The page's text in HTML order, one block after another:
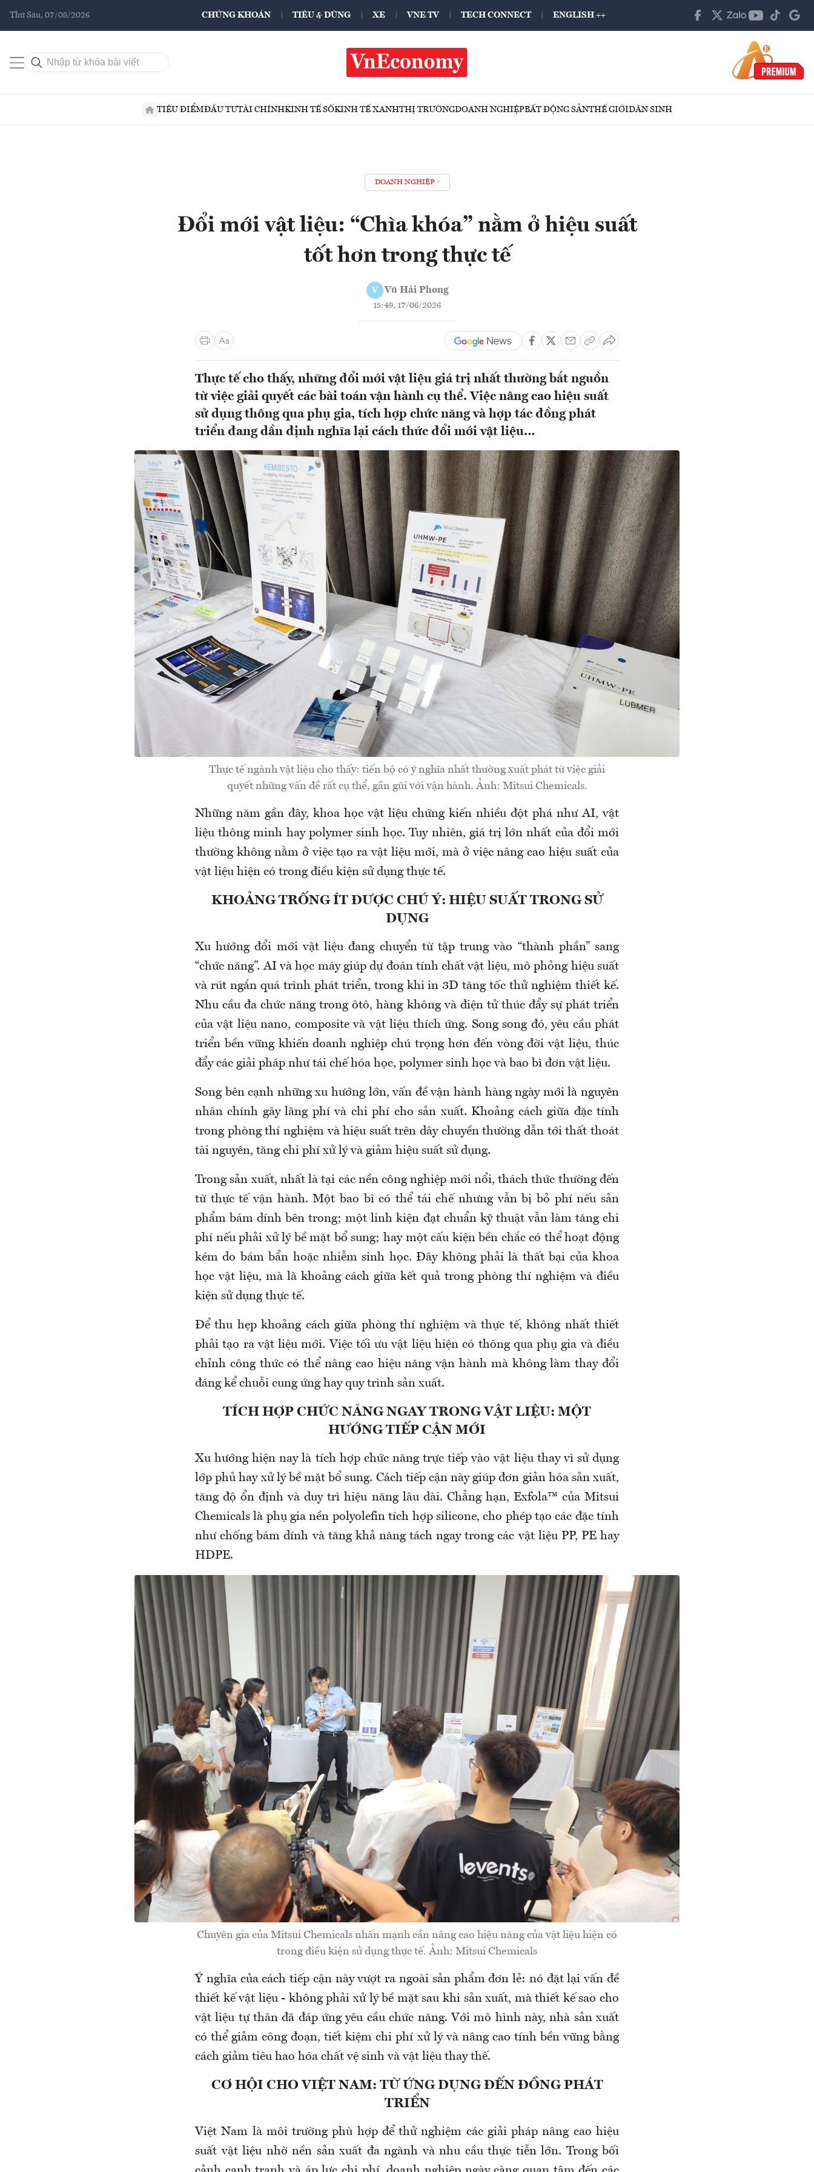
Thứ Sáu, 07/08/2026 CHỨNG KHOÁN TIÊU & DÙNG XE VNE TV TECH CONNECT ENGLISH ++
TIÊU ĐIỂMĐẦU TƯTÀI CHÍNHKINH TẾ SỐKINH TẾ XANHTHỊ TRƯỜNGDOANH NGHIỆPBẤT ĐỘNG SẢNTHẾ GIỚIDÂN SINH
DOANH NGHIỆP
Đổi mới vật liệu: “Chìa khóa” nằm ở hiệu suất
tốt hơn trong thực tế
V Vũ Hải Phong
15:49, 17/06/2026
Thực tế cho thấy, những đổi mới vật liệu giá trị nhất thường bắt nguồn
từ việc giải quyết các bài toán vận hành cụ thể. Việc nâng cao hiệu suất
sử dụng thông qua phụ gia, tích hợp chức năng và hợp tác đồng phát
triển đang dần định nghĩa lại cách thức đổi mới vật liệu…
Thực tế ngành vật liệu cho thấy: tiến bộ có ý nghĩa nhất thường xuất phát từ việc giải
quyết những vấn đề rất cụ thể, gần gũi với vận hành. Ảnh: Mitsui Chemicals.
Những năm gần đây, khoa học vật liệu chứng kiến nhiều đột phá như AI, vật
liệu thông minh hay polymer sinh học. Tuy nhiên, giá trị lớn nhất của đổi mới
thường không nằm ở việc tạo ra vật liệu mới, mà ở việc nâng cao hiệu suất của
vật liệu hiện có trong điều kiện sử dụng thực tế.
KHOẢNG TRỐNG ÍT ĐƯỢC CHÚ Ý: HIỆU SUẤT TRONG SỬ
DỤNG
Xu hướng đổi mới vật liệu đang chuyển từ tập trung vào “thành phần” sang
“chức năng”. AI và học máy giúp dự đoán tính chất vật liệu, mô phỏng hiệu suất
và rút ngắn quá trình phát triển, trong khi in 3D tăng tốc thử nghiệm thiết kế.
Nhu cầu đa chức năng trong ôtô, hàng không và điện tử thúc đẩy sự phát triển
của vật liệu nano, composite và vật liệu thích ứng. Song song đó, yêu cầu phát
triển bền vững khiến doanh nghiệp chú trọng hơn đến vòng đời vật liệu, thúc
đẩy các giải pháp như tái chế hóa học, polymer sinh học và bao bì đơn vật liệu.
Song bên cạnh những xu hướng lớn, vấn đề vận hành hàng ngày mới là nguyên
nhân chính gây lãng phí và chi phí cho sản xuất. Khoảng cách giữa đặc tính
trong phòng thí nghiệm và hiệu suất trên dây chuyền thường dẫn tới thất thoát
tài nguyên, tăng chi phí xử lý và giảm hiệu suất sử dụng.
Trong sản xuất, nhất là tại các nền công nghiệp mới nổi, thách thức thường đến
từ thực tế vận hành. Một bao bì có thể tái chế nhưng vẫn bị bỏ phí nếu sản
phẩm bám dính bên trong; một linh kiện đạt chuẩn kỹ thuật vẫn làm tăng chi
phí nếu phải xử lý bề mặt bổ sung; hay một cấu kiện bền chắc có thể hoạt động
kém do bám bẩn hoặc nhiễm sinh học. Đây không phải là thất bại của khoa
học vật liệu, mà là khoảng cách giữa kết quả trong phòng thí nghiệm và điều
kiện sử dụng thực tế.
Để thu hẹp khoảng cách giữa phòng thí nghiệm và thực tế, không nhất thiết
phải tạo ra vật liệu mới. Việc tối ưu vật liệu hiện có thông qua phụ gia và điều
chỉnh công thức có thể nâng cao hiệu năng vận hành mà không làm thay đổi
đáng kể chuỗi cung ứng hay quy trình sản xuất.
TÍCH HỢP CHỨC NĂNG NGAY TRONG VẬT LIỆU: MỘT
HƯỚNG TIẾP CẬN MỚI
Xu hướng hiện nay là tích hợp chức năng trực tiếp vào vật liệu thay vì sử dụng
lớp phủ hay xử lý bề mặt bổ sung. Cách tiếp cận này giúp đơn giản hóa sản xuất,
tăng độ ổn định và duy trì hiệu năng lâu dài. Chẳng hạn, Exfola™ của Mitsui
Chemicals là phụ gia nền polyolefin tích hợp silicone, cho phép tạo các đặc tính
như chống bám dính và tăng khả năng tách ngay trong các vật liệu PP, PE hay
HDPE.
Chuyên gia của Mitsui Chemicals nhấn mạnh cần nâng cao hiệu năng của vật liệu hiện có
trong điều kiện sử dụng thực tế. Ảnh: Mitsui Chemicals
Ý nghĩa của cách tiếp cận này vượt ra ngoài sản phẩm đơn lẻ: nó đặt lại vấn đề
thiết kế vật liệu - không phải xử lý bề mặt sau khi sản xuất, mà thiết kế sao cho
vật liệu tự thân đã đáp ứng yêu cầu chức năng. Với mô hình này, nhà sản xuất
có thể giảm công đoạn, tiết kiệm chi phí xử lý và nâng cao tính bền vững bằng
cách giảm tiêu hao hóa chất vệ sinh và vật liệu thay thế.
CƠ HỘI CHO VIỆT NAM: TỪ ỨNG DỤNG ĐẾN ĐỒNG PHÁT
TRIỂN
Việt Nam là môi trường phù hợp để thử nghiệm các giải pháp nâng cao hiệu
suất vật liệu nhờ nền sản xuất đa ngành và nhu cầu thực tiễn lớn. Trong bối